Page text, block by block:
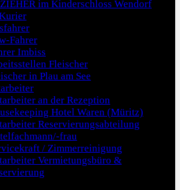
im Kinderschloss Wendorf
Fahrer
Imbiss
Fleischer
in Plau am See
an der Rezeption
Hotel Waren (Müritz)
Reservierungsabteilung
frau
/ Zimmerreinigung
Vermietungsbüro &